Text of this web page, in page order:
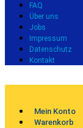
FAQ
Über uns
Jobs
Impressum
Datenschutz
Kontakt
Mein Konto
Warenkorb